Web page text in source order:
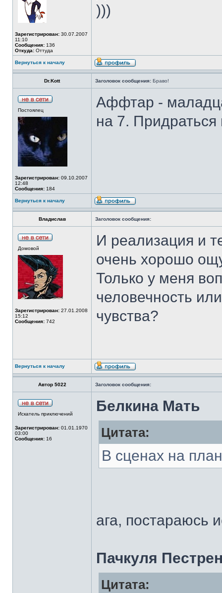
Зарегистрирован: 30.07.2007
11:10
Сообщения: 136
Откуда: Оттуда
)))
Вернуться к началу
Dr.Kott Заголовок сообщения: Браво!
Постоялец
Зарегистрирован: 09.10.2007
12:48
Сообщения: 184
Аффтар -
на 7.
Вернуться к началу
Владислав Заголовок сообщения:
Домовой
Зарегистрирован: 27.01.2008
15:12
Сообщения: 742
И реализация и
очень хорошо
Только у меня
человечность
чувства?
Вернуться к началу
Автор 5022 Заголовок сообщения:
Искатель приключений
Зарегистрирован: 01.01.1970
03:00
Сообщения: 16
Белкина Мать
Цитата:
В сценах на
ага, постараюсь
Пачкуля
Цитата: